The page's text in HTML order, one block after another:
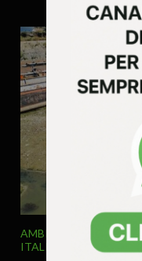
AMBIENTE
ITALIA E MONDO